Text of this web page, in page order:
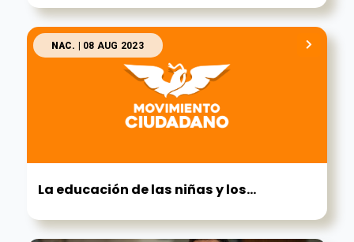
NAC. | 08 AUG 2023
La educación de las niñas y los...